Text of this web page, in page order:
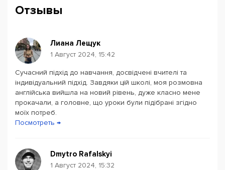
Отзывы
Лиана Лещук
1 Август 2024, 15:42
Сучасний підхід до навчання, досвідчені вчителі та
індивідуальний підхід. Завдяки цій школі, моя розмовна
англійська вийшла на новий рівень, дуже класно мене
прокачали, а головне, що уроки були підібрані згідно
моїх потреб.
Посмотреть →
Dmytro Rafalskyi
1 Август 2024, 15:32